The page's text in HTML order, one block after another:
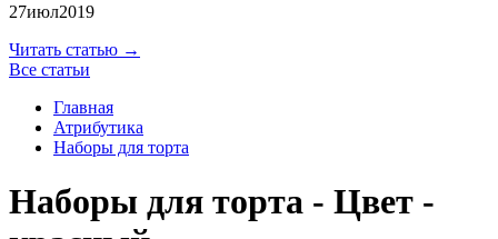
27июл2019
Читать статью →
Все статьи
Главная
Атрибутика
Наборы для торта
Наборы для торта - Цвет -